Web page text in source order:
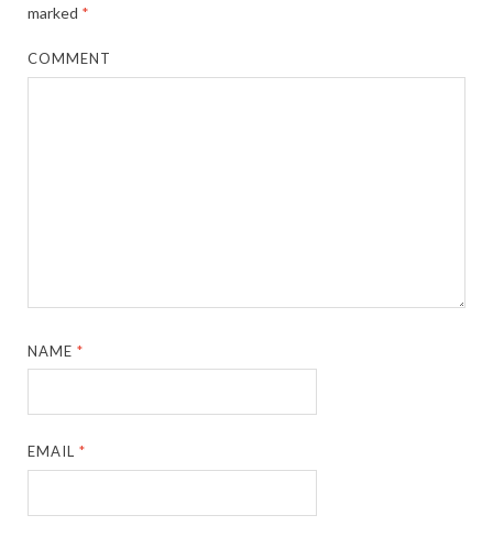
marked *
COMMENT
NAME*
EMAIL*